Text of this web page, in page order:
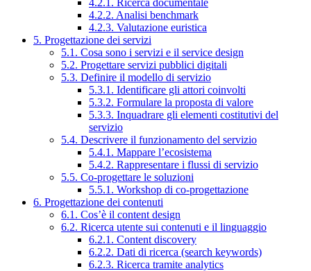
4.2.1. Ricerca documentale
4.2.2. Analisi benchmark
4.2.3. Valutazione euristica
5. Progettazione dei servizi
5.1. Cosa sono i servizi e il service design
5.2. Progettare servizi pubblici digitali
5.3. Definire il modello di servizio
5.3.1. Identificare gli attori coinvolti
5.3.2. Formulare la proposta di valore
5.3.3. Inquadrare gli elementi costitutivi del
servizio
5.4. Descrivere il funzionamento del servizio
5.4.1. Mappare l’ecosistema
5.4.2. Rappresentare i flussi di servizio
5.5. Co-progettare le soluzioni
5.5.1. Workshop di co-progettazione
6. Progettazione dei contenuti
6.1. Cos’è il content design
6.2. Ricerca utente sui contenuti e il linguaggio
6.2.1. Content discovery
6.2.2. Dati di ricerca (search keywords)
6.2.3. Ricerca tramite analytics